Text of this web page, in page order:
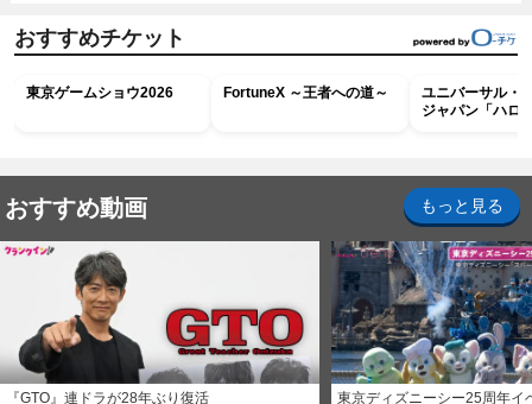
おすすめチケット
東京ゲームショウ2026 FortuneX ～王者への道～
ユニバーサル・
ジャパン「ハロ
おすすめ動画 もっと見る
『GTO』連ドラが28年ぶり復活 東京ディズニーシー25周年イ